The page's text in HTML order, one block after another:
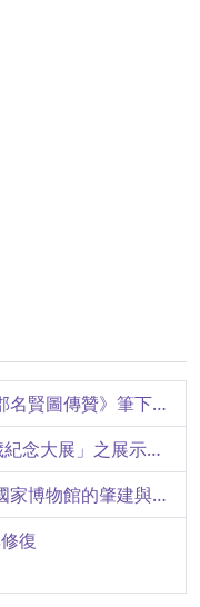
地望與名望 －《 吳縣志》與《吳郡名賢圖傳贊》筆下的文震亨
回顧「巨匠的剪影 － 張大千120歲紀念大展」之展示設計與維運紀實
從皇宮到博物館 － 淺談泰國曼谷國家博物館的肇建與收藏
復